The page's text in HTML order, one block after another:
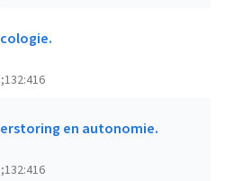
en autonomie.